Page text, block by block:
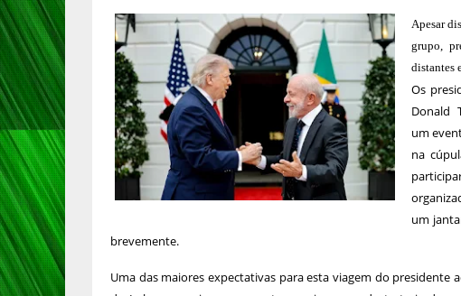
Apesar
grupo,
distantes
Os
Donald
um
na
um
brevemente.
Uma das maiores expectativas para esta viagem do presidente